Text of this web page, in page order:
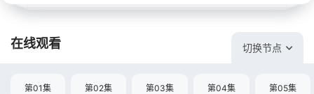
在线观看 切换节点
第01集 第02集 第03集 第04集 第05集